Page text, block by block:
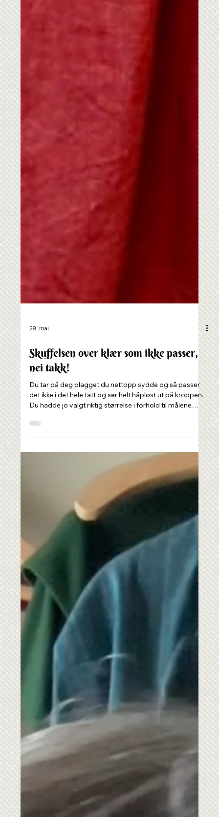
Skuffelsen over klær som ikke passer,
nei takk!
Du tar på deg plagget du nettopp sydde og så passer
det ikke i det hele tatt og ser helt håpløst ut på kroppen.
Du hadde jo valgt riktig størrelse i forhold til målene
dine, så hvor gikk det galt? På symønsteret står noe
omkretsmål slik som overvidde, livvidde og hoftevidde,
men hver kropp har helt individuelle former, høyder,
volumer mellom disse par omkretsmålene. Derfor er det
helt avgjørende å tilpasse symønsteret før du klipper i